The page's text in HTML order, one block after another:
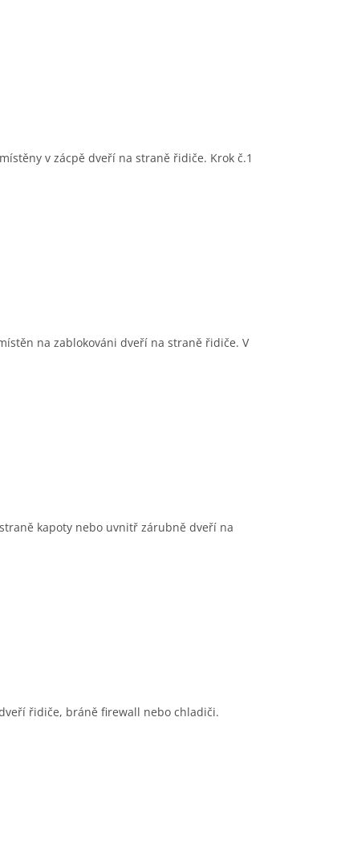
v zácpě dveří na straně řidiče. Krok č.1
na zablokováni dveří na straně řidiče. V
kapoty nebo uvnitř zárubně dveří na
řidiče, bráně firewall nebo chladiči.